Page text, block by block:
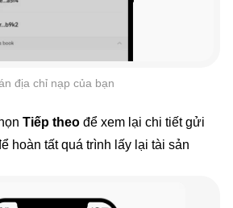
địa chỉ nạp của bạn
Tiếp theo để xem lại chi tiết gửi
hoàn tất quá trình lấy lại tài sản